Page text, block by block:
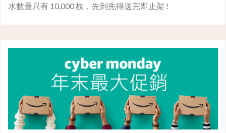
水數量只有 10,000 枝，先到先得送完即止架 !